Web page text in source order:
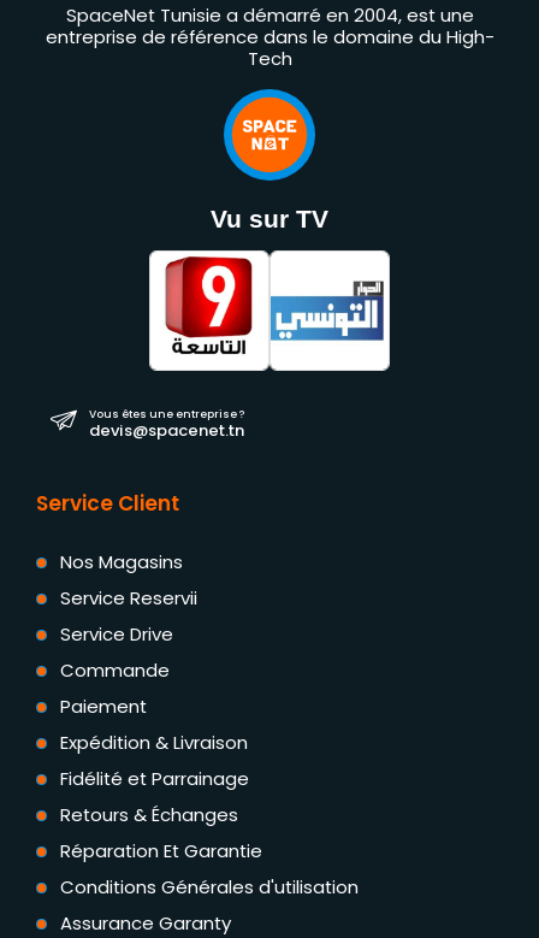
SpaceNet Tunisie a démarré en 2004, est une
entreprise de référence dans le domaine du High-
Tech
Vu sur TV
Vous êtes une entreprise ?
devis@spacenet.tn
Service Client
Nos Magasins
Service Reservii
Service Drive
Commande
Paiement
Expédition & Livraison
Fidélité et Parrainage
Retours & Échanges
Réparation Et Garantie
Conditions Générales d'utilisation
Assurance Garanty